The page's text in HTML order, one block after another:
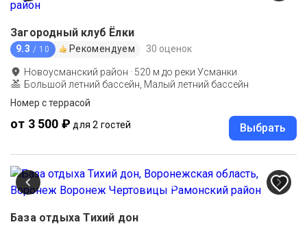
Загородный клуб Ёлки
9.3 / 10 Рекомендуем 30 оценок
Новоусманский район · 520 м до реки Усманки
Большой летний бассейн, Малый летний бассейн
Номер с террасой
от 3 500 ₽ для 2 гостей Выбрать
База отдыха Тихий дон